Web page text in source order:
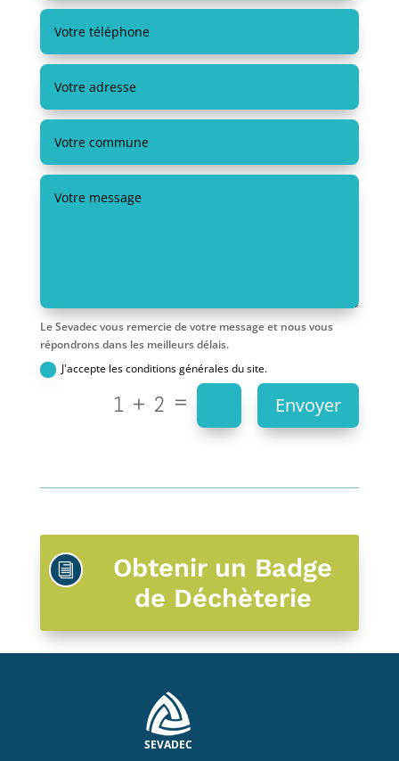
Le Sevadec vous remercie de votre message et nous vous
répondrons dans les meilleurs délais.
J'accepte les conditions générales du site.
1 + 2 = Envoyer
i
Obtenir un Badge
de Déchèterie
SEVADEC